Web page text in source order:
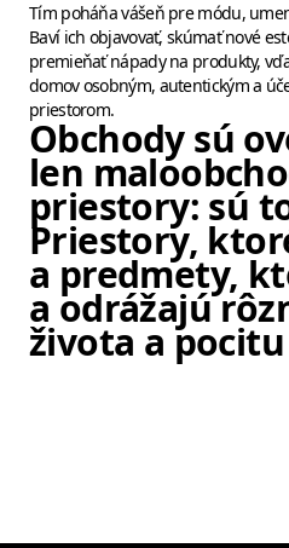
Tím poháňa vášeň pre módu,
Baví ich objavovať, skúmať nové
premieňať nápady na produkty,
domov osobným, autentickým a
priestorom.
Obchody sú
len
priestory: sú
Priestory,
a predmety,
a odrážajú
života a